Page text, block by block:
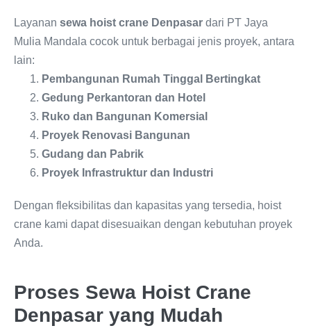
Layanan sewa hoist crane Denpasar dari PT Jaya
Mulia Mandala cocok untuk berbagai jenis proyek, antara
lain:
Pembangunan Rumah Tinggal Bertingkat
Gedung Perkantoran dan Hotel
Ruko dan Bangunan Komersial
Proyek Renovasi Bangunan
Gudang dan Pabrik
Proyek Infrastruktur dan Industri
Dengan fleksibilitas dan kapasitas yang tersedia, hoist
crane kami dapat disesuaikan dengan kebutuhan proyek
Anda.
Proses Sewa Hoist Crane
Denpasar yang Mudah